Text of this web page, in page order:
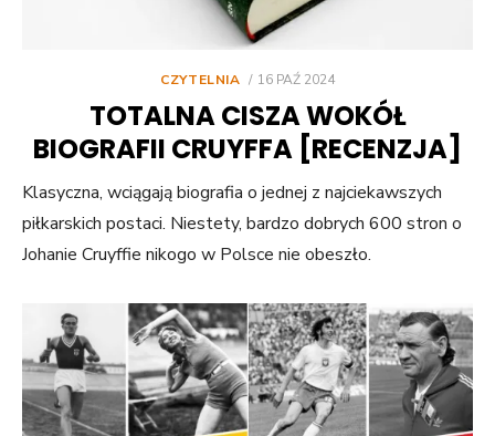
CZYTELNIA
POSTED
16 PAŹ 2024
TOTALNA CISZA WOKÓŁ
BIOGRAFII CRUYFFA [RECENZJA]
Klasyczna, wciągają biografia o jednej z najciekawszych
piłkarskich postaci. Niestety, bardzo dobrych 600 stron o
Johanie Cruyffie nikogo w Polsce nie obeszło.